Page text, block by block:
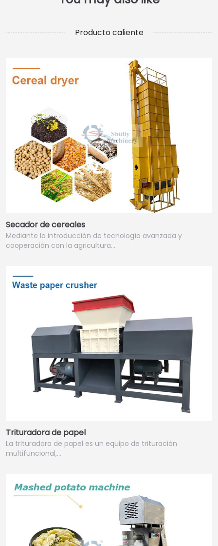
Producto caliente
Secador de cereales
Mediante la introducción de tecnología avanzada y
cooperación con la agricultura…
Trituradora de papel
La trituradora de papel es un equipo de trituración
multifuncional,…